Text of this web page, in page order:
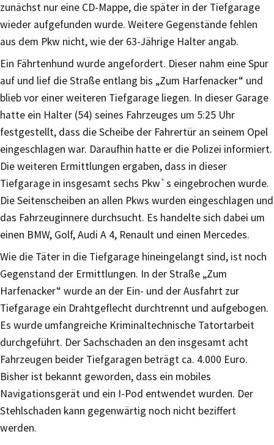
zunächst nur eine CD-Mappe, die später in der Tiefgarage
wieder aufgefunden wurde. Weitere Gegenstände fehlen
aus dem Pkw nicht, wie der 63-Jährige Halter angab.
Ein Fährtenhund wurde angefordert. Dieser nahm eine Spur
auf und lief die Straße entlang bis „Zum Harfenacker“ und
blieb vor einer weiteren Tiefgarage liegen. In dieser Garage
hatte ein Halter (54) seines Fahrzeuges um 5:25 Uhr
festgestellt, dass die Scheibe der Fahrertür an seinem Opel
eingeschlagen war. Daraufhin hatte er die Polizei informiert.
Die weiteren Ermittlungen ergaben, dass in dieser
Tiefgarage in insgesamt sechs Pkw`s eingebrochen wurde.
Die Seitenscheiben an allen Pkws wurden eingeschlagen und
das Fahrzeuginnere durchsucht. Es handelte sich dabei um
einen BMW, Golf, Audi A 4, Renault und einen Mercedes.
Wie die Täter in die Tiefgarage hineingelangt sind, ist noch
Gegenstand der Ermittlungen. In der Straße „Zum
Harfenacker“ wurde an der Ein- und der Ausfahrt zur
Tiefgarage ein Drahtgeflecht durchtrennt und aufgebogen.
Es wurde umfangreiche Kriminaltechnische Tatortarbeit
durchgeführt. Der Sachschaden an den insgesamt acht
Fahrzeugen beider Tiefgaragen beträgt ca. 4.000 Euro.
Bisher ist bekannt geworden, dass ein mobiles
Navigationsgerät und ein I-Pod entwendet wurden. Der
Stehlschaden kann gegenwärtig noch nicht beziffert
werden.